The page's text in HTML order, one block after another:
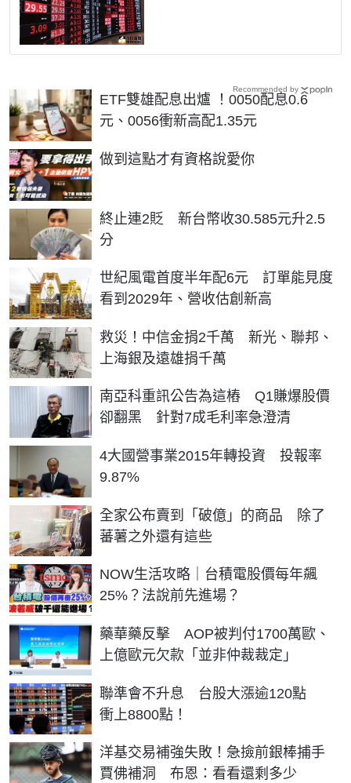
ETF雙雄配息出爐 ！0050配息0.6
元、0056衝新高配1.35元
做到這點才有資格說愛你
PR
終止連2貶 新台幣收30.585元升2.5
分
世紀風電首度半年配6元 訂單能見度
看到2029年、營收估創新高
救災！中信金捐2千萬 新光、聯邦、
上海銀及遠雄捐千萬
南亞科重訊公告為這樁 Q1賺爆股價
卻翻黑 針對7成毛利率急澄清
4大國營事業2015年轉投資 投報率
9.87%
全家公布賣到「破億」的商品 除了
蕃薯之外還有這些
NOW生活攻略｜台積電股價每年飆
25%？法說前先進場？
藥華藥反擊 AOP被判付1700萬歐、
上億歐元欠款「並非仲裁裁定」
聯準會不升息 台股大漲逾120點
衝上8800點！
洋基交易補強失敗！急撿前銀棒捕手
賈佛補洞 布恩：看看還剩多少
Recommended by